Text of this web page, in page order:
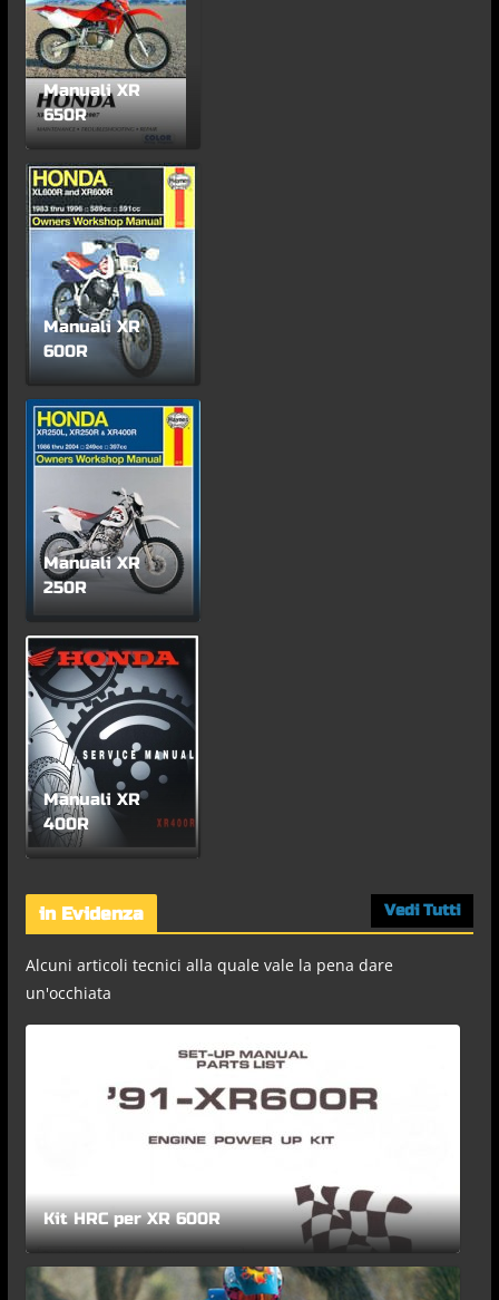
Manuali XR
650R
Manuali XR
600R
Manuali XR
250R
Manuali XR
400R
in Evidenza Vedi Tutti
Alcuni articoli tecnici alla quale vale la pena dare
un'occhiata
Kit HRC per XR 600R